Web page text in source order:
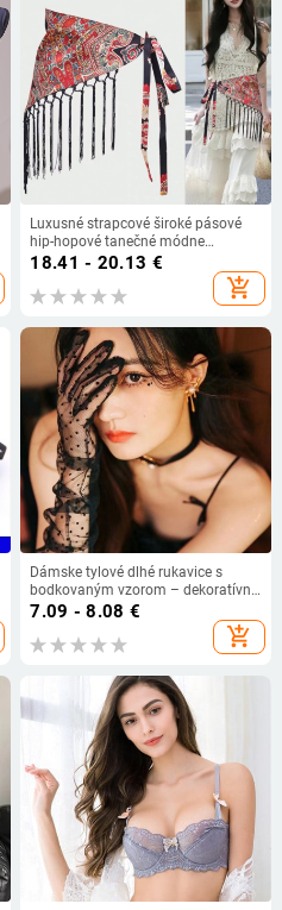
Luxusné strapcové široké pásové
hip-hopové tanečné módne
ozdobné šaty bohémske etnické
trojuholníkové šatky na bedrový
pás
18.41 - 20.13 €
add_shopping_cart
Dámske tylové dlhé rukavice s
bodkovaným vzorom – dekoratívne
prstové rukavice pre spoločenské
šaty, pre všetky ročné obdobia
7.09 - 8.08 €
add_shopping_cart